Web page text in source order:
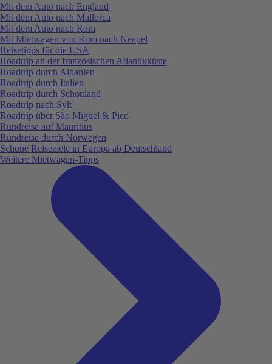
Mit dem Auto nach England
Mit dem Auto nach Mallorca
Mit dem Auto nach Rom
Mit Mietwagen von Rom nach Neapel
Reisetipps für die USA
Roadtrip an der französischen Atlantikküste
Roadtrip durch Albanien
Roadtrip durch Italien
Roadtrip durch Schottland
Roadtrip nach Sylt
Roadtrip über São Miguel & Pico
Rundreise auf Mauritius
Rundreise durch Norwegen
Schöne Reiseziele in Europa ab Deutschland
Weitere Mietwagen-Tipps